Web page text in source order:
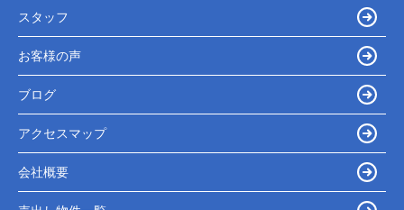
スタッフ
お客様の声
ブログ
アクセスマップ
会社概要